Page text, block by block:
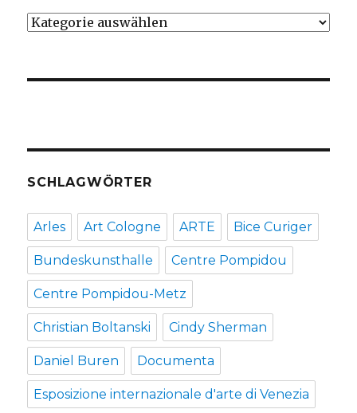
Kategorien
SCHLAGWÖRTER
Arles Art Cologne ARTE Bice Curiger
Bundeskunsthalle Centre Pompidou
Centre Pompidou-Metz
Christian Boltanski Cindy Sherman
Daniel Buren Documenta
Esposizione internazionale d'arte di Venezia